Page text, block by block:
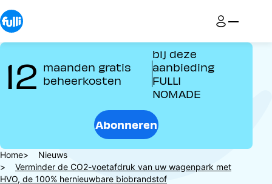
Overslaan
en
naar
de
gaan
12 maanden gratis
beheerkosten
bij deze
aanbieding
FULLI
NOMADE
Abonneren
Kruimelpad
Home
Nieuws
Verminder de CO2-voetafdruk van uw wagenpark met
HVO, de 100% hernieuwbare biobrandstof